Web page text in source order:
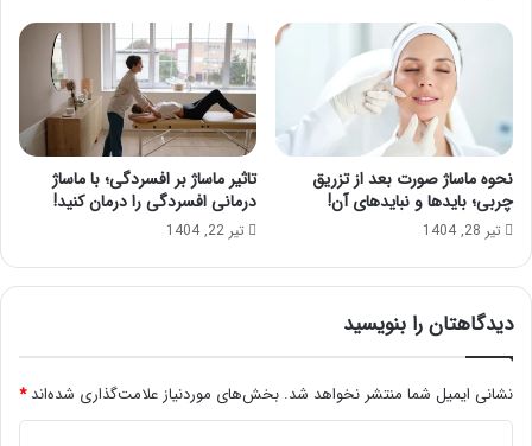
نحوه ماساژ صورت بعد از تزریق
چربی؛ بایدها و نبایدهای آن!
تیر 28, 1404
تاثیر ماساژ بر افسردگی؛ با ماساژ
درمانی افسردگی را درمان کنید!
تیر 22, 1404
دیدگاهتان را بنویسید
نشانی ایمیل شما منتشر نخواهد شد. بخش‌های موردنیاز علامت‌گذاری شده‌اند*